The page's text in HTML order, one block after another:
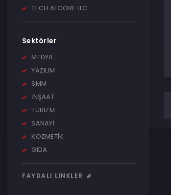
TECH AI CORE LLC.
Sektörler
MEDYA
YAZILIM
SMM
İNŞAAT
TURİZM
SANAYİ
KOZMETİK
GIDA
FAYDALI LINKLER